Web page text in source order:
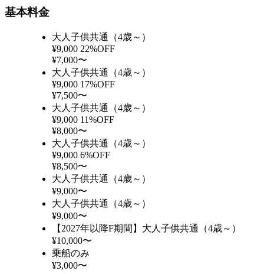
基本料金
大人子供共通（4歳～）
¥9,000 22%OFF
¥7,000〜
大人子供共通（4歳～）
¥9,000 17%OFF
¥7,500〜
大人子供共通（4歳～）
¥9,000 11%OFF
¥8,000〜
大人子供共通（4歳～）
¥9,000 6%OFF
¥8,500〜
大人子供共通（4歳～）
¥9,000〜
大人子供共通（4歳～）
¥9,000〜
【2027年以降F期間】大人子供共通（4歳～）
¥10,000〜
乗船のみ
¥3,000〜